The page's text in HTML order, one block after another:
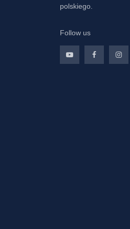
polskiego.
Follow us